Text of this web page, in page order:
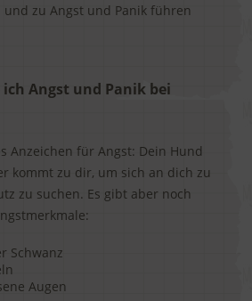
zu Angst und Panik führen
Angst und Panik bei
Anzeichen für Angst: Dein Hund
kommt zu dir, um sich an dich zu
zu suchen. Es gibt aber noch
Schwanz
Augen